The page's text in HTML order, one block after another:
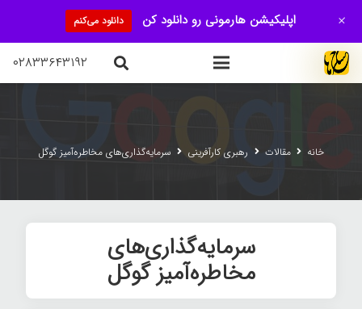
۰۲۸۳۳۶۴۳۱۹۲
خانه مقالات رهبری کارآفرینی سرمایه‌گذاری‌های مخاطره‌آميز گوگل
سرمایه‌گذاری‌های
مخاطره‌آميز گوگل
اپلیکیشن هارمونی رو دانلود کن دانلود می‌کنم +